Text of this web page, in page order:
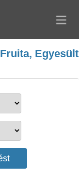
Egyesült